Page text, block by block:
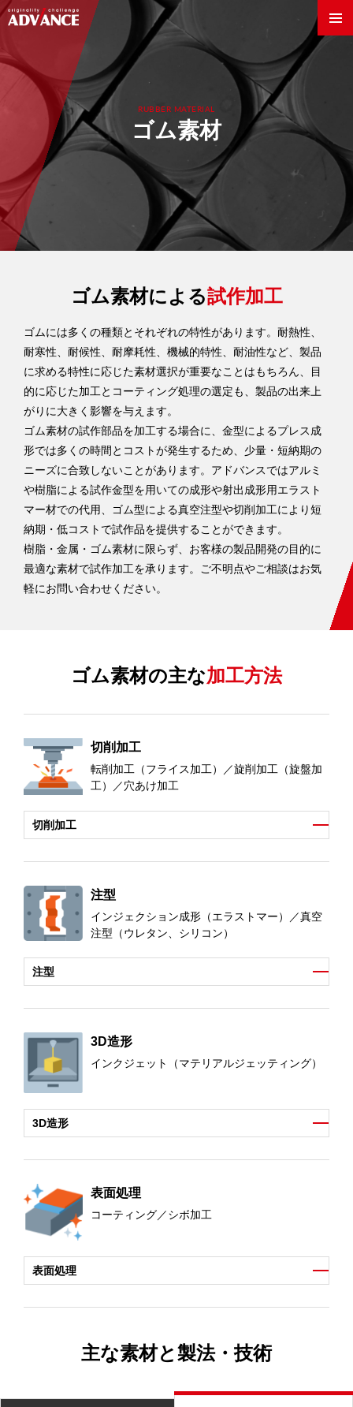
製法・技術
素材
企業情報
拠点案内
採用情報
お見積・お問い合わせ
RUBBER MATERIAL
ゴム素材
ゴム素材による試作加工
ゴムには多くの種類とそれぞれの特性があります。耐熱性、
耐寒性、耐候性、耐摩耗性、機械的特性、耐油性など、製品
に求める特性に応じた素材選択が重要なことはもちろん、目
的に応じた加工とコーティング処理の選定も、製品の出来上
がりに大きく影響を与えます。
ゴム素材の試作部品を加工する場合に、金型によるプレス成
形では多くの時間とコストが発生するため、少量・短納期の
ニーズに合致しないことがあります。アドバンスではアルミ
や樹脂による試作金型を用いての成形や射出成形用エラスト
マー材での代用、ゴム型による真空注型や切削加工により短
納期・低コストで試作品を提供することができます。
樹脂・金属・ゴム素材に限らず、お客様の製品開発の目的に
最適な素材で試作加工を承ります。ご不明点やご相談はお気
軽にお問い合わせください。
ゴム素材の主な加工方法
切削加工
転削加工（フライス加工）／旋削加工（旋盤加
工）／穴あけ加工
切削加工
注型
インジェクション成形（エラストマー）／真空
注型（ウレタン、シリコン）
注型
3D造形
インクジェット（マテリアルジェッティング）
3D造形
表面処理
コーティング／シボ加工
表面処理
主な素材と製法・技術